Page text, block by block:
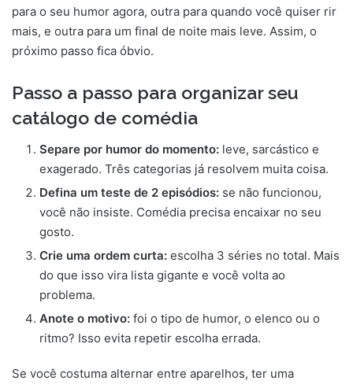
para o seu humor agora, outra para quando você quiser rir
mais, e outra para um final de noite mais leve. Assim, o
próximo passo fica óbvio.
Passo a passo para organizar seu
catálogo de comédia
Separe por humor do momento: leve, sarcástico e
exagerado. Três categorias já resolvem muita coisa.
Defina um teste de 2 episódios: se não funcionou,
você não insiste. Comédia precisa encaixar no seu
gosto.
Crie uma ordem curta: escolha 3 séries no total. Mais
do que isso vira lista gigante e você volta ao
problema.
Anote o motivo: foi o tipo de humor, o elenco ou o
ritmo? Isso evita repetir escolha errada.
Se você costuma alternar entre aparelhos, ter uma